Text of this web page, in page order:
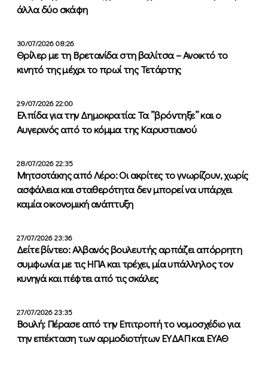
άλλα δύο σκάφη
30/07/2026 08:26
Θρίλερ με τη Βρετανίδα στη βαλίτσα – Ανοικτό το
κινητό της μέχρι το πρωί της Τετάρτης
29/07/2026 22:00
Ελπίδα για την Δημοκρατία: Τα ”βρόντηξε” και ο
Αυγερινός από το κόμμα της Καρυστιανού
28/07/2026 22:35
Μητσοτάκης από Λέρο: Οι ακρίτες το γνωρίζουν, χωρίς
ασφάλεια και σταθερότητα δεν μπορεί να υπάρχει
καμία οικονομική ανάπτυξη
27/07/2026 23:36
Δείτε βίντεο: Αλβανός βουλευτής αρπάζει απόρρητη
συμφωνία με τις ΗΠΑ και τρέχει, μία υπάλληλος τον
κυνηγά και πέφτει από τις σκάλες
27/07/2026 23:35
Βουλή: Πέρασε από την Επιτροπή το νομοσχέδιο για
την επέκταση των αρμοδιοτήτων ΕΥΔΑΠ και ΕΥΑΘ